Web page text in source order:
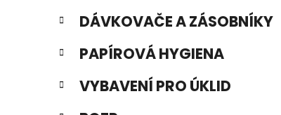
DÁVKOVAČE A ZÁSOBNÍKY
PAPÍROVÁ HYGIENA
VYBAVENÍ PRO ÚKLID